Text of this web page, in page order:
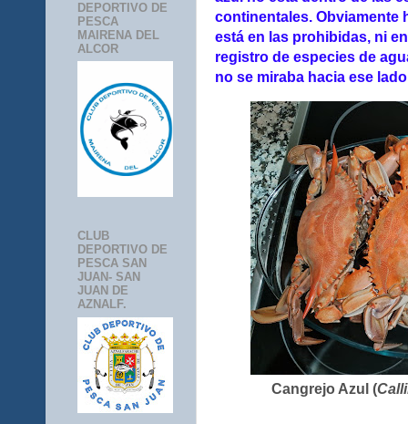
continentales. Obviamente
está en las prohibidas, ni
registro de especies de
no se miraba hacia ese
Cangrejo Azul (
DEPORTIVO DE
PESCA
MAIRENA DEL
ALCOR
CLUB
DEPORTIVO DE
PESCA SAN
JUAN- SAN
JUAN DE
AZNALF.